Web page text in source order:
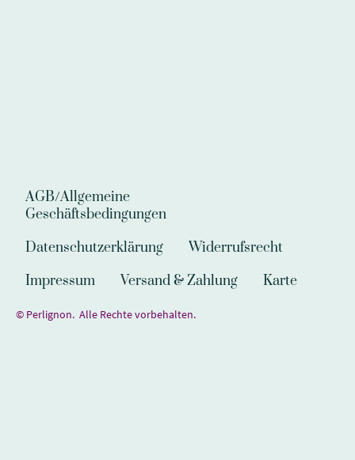
AGB/Allgemeine
Geschäftsbedingungen
Datenschutzerklärung
Widerrufsrecht
Impressum
Versand & Zahlung Karte
© Perlignon. Alle Rechte vorbehalten.